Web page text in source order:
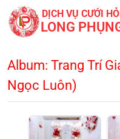
DỊCH VỤ CƯỚI
LONG
Album: Trang Trí
Ngọc Luôn)